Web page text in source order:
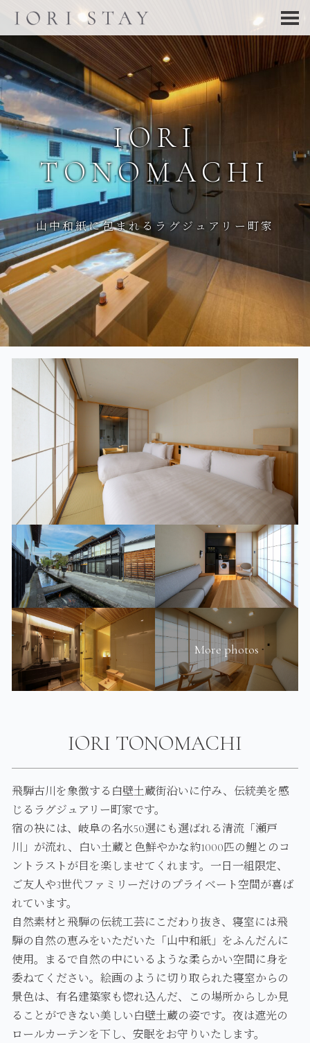
IORI
TONOMACHI
山中和紙に包まれるラグジュアリー町家
More photos
IORI TONOMACHI
飛騨古川を象徴する白壁土蔵街沿いに佇み、伝統美を感
じるラグジュアリー町家です。
宿の袂には、岐阜の名水50選にも選ばれる清流「瀬戸
川」が流れ、白い土蔵と色鮮やかな約1000匹の鯉とのコ
ントラストが目を楽しませてくれます。一日一組限定、
ご友人や3世代ファミリーだけのプライベート空間が喜ば
れています。
自然素材と飛騨の伝統工芸にこだわり抜き、寝室には飛
騨の自然の恵みをいただいた「山中和紙」をふんだんに
使用。まるで自然の中にいるような柔らかい空間に身を
委ねてください。絵画のように切り取られた寝室からの
景色は、有名建築家も惚れ込んだ、この場所からしか見
ることができない美しい白壁土蔵の姿です。夜は遮光の
ロールカーテンを下し、安眠をお守りいたします。